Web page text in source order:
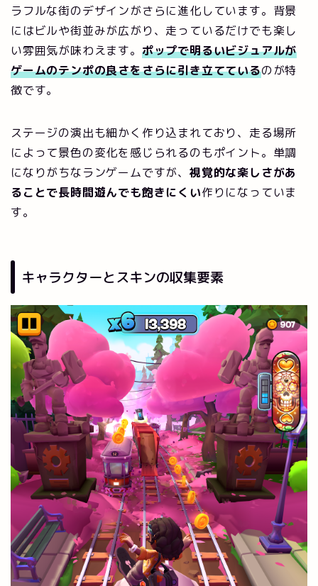
ラフルな街のデザインがさらに進化しています。背景
にはビルや街並みが広がり、走っているだけでも楽し
い雰囲気が味わえます。 ポップで明るいビジュアルが
ゲームのテンポの良さをさらに引き立てているのが特
徴です。
ステージの演出も細かく作り込まれており、走る場所
によって景色の変化を感じられるのもポイント。単調
になりがちなランゲームですが、 視覚的な楽しさがあ
ることで長時間遊んでも飽きにくい作りになっていま
す。
キャラクターとスキンの収集要素